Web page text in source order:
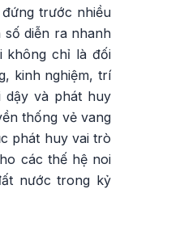
trước nhiều
diễn ra nhanh
không chỉ là đối
kinh nghiệm, trí
dậy và phát huy
thống vẻ vang
phát huy vai trò
các thế hệ noi
nước trong kỷ